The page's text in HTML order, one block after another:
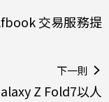
交易服務提
下一則
Z Fold7以人